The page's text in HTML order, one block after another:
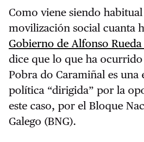
Como viene siendo
movilización social cuanta
Gobierno de Alfonso
dice que lo que ha
Pobra do Caramiñal es una
política “dirigida” por la
este caso, por el Bloque
Galego (BNG).